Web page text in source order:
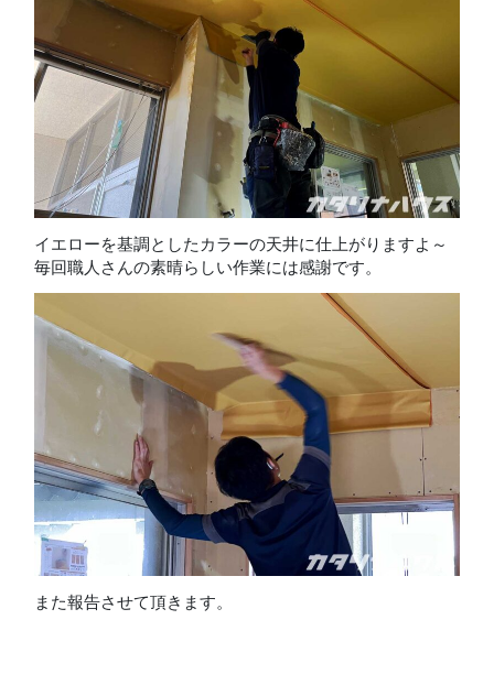
イエローを基調としたカラーの天井に仕上がりますよ～
毎回職人さんの素晴らしい作業には感謝です。
また報告させて頂きます。